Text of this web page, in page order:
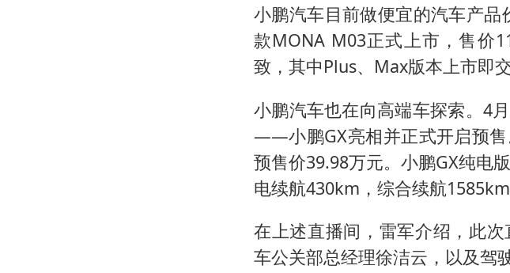
小鹏汽车目前做便宜的汽车产
款MONA M03正式上市，售价
致，其中Plus、Max版本上市即
小鹏汽车也在向高端车探索。4
——小鹏GX亮相并正式开启预售
预售价39.98万元。小鹏GX纯电
电续航430km，综合续航1585km
在上述直播间，雷军介绍，此
车公关部总经理徐洁云，以及驾